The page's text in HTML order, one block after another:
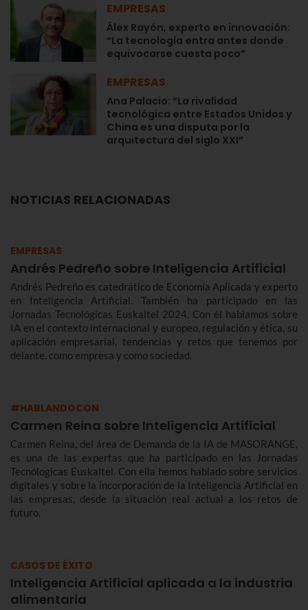
EMPRESAS
Álex Rayón, experto en innovación:
“La tecnología entra antes donde
equivocarse cuesta poco”
EMPRESAS
Ana Palacio: “La rivalidad
tecnológica entre Estados Unidos y
China es una disputa por la
arquitectura del siglo XXI”
NOTICIAS RELACIONADAS
EMPRESAS
Andrés Pedreño sobre Inteligencia Artificial
Andrés Pedreño es catedrático de Economía Aplicada y experto
en Inteligencia Artificial. También ha participado en las
Jornadas Tecnológicas Euskaltel 2024. Con él hablamos sobre
IA en el contexto internacional y europeo, regulación y ética, su
aplicación empresarial, tendencias y retos que tenemos por
delante, como empresa y como sociedad.
#HABLANDOCON
Carmen Reina sobre Inteligencia Artificial
Carmen Reina, del área de Demanda de la IA de MASORANGE,
es una de las expertas que ha participado en las Jornadas
Tecnólogicas Euskaltel. Con ella hemos hablado sobre servicios
digitales y sobre la incorporación de la Inteligencia Artificial en
las empresas, desde la situación real actual a los retos de
futuro.
CASOS DE ÉXITO
Inteligencia Artificial aplicada a la industria
alimentaria